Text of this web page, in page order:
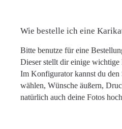
Wie bestelle ich eine
Bitte benutze für eine
Dieser stellt dir einige wichtige
Im Konfigurator kannst du
wählen, Wünsche äußern,
natürlich auch deine Fotos